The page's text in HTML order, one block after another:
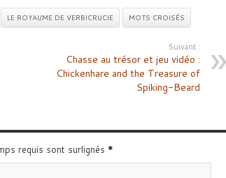
LE ROYAUME DE VERBICRUCIE MOTS CROISÉS
Suivant :
Chasse au trésor et jeu vidéo :
Chickenhare and the Treasure of
Spiking-Beard
requis sont surlignés *